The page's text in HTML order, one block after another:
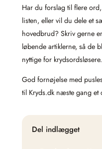
Har du forslag til flere
listen, eller vil du dele et
hovedbrud? Skriv gerne
løbende artiklerne, så de
nyttige for krydsordsløsere.
God fornøjelse med
til Kryds.dk næste gang et
Del indlægget